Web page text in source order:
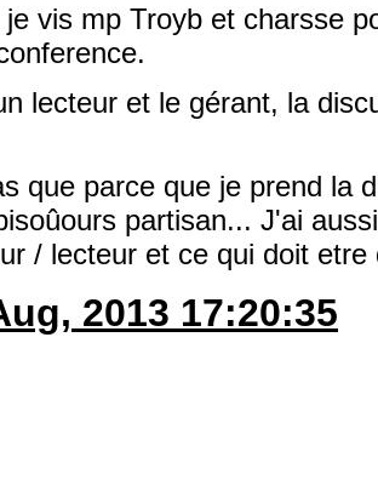
vis mp Troyb et charsse
lecteur et le gérant, la
que parce que je prend la
partisan... J'ai
/ lecteur et ce qui doit
2013 17:20:35